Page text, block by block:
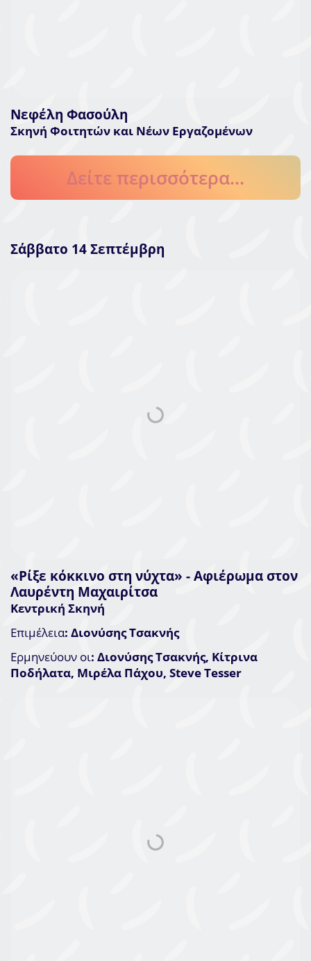
Νεφέλη Φασούλη
Σκηνή Φοιτητών και Νέων Εργαζομένων
Δείτε περισσότερα...
Σάββατο 14 Σεπτέμβρη
«Ρίξε κόκκινο στη νύχτα» - Αφιέρωμα στον
Λαυρέντη Μαχαιρίτσα
Κεντρική Σκηνή
Επιμέλεια: Διονύσης Τσακνής
Ερμηνεύουν οι: Διονύσης Τσακνής, Κίτρινα
Ποδήλατα, Μιρέλα Πάχου, Steve Tesser